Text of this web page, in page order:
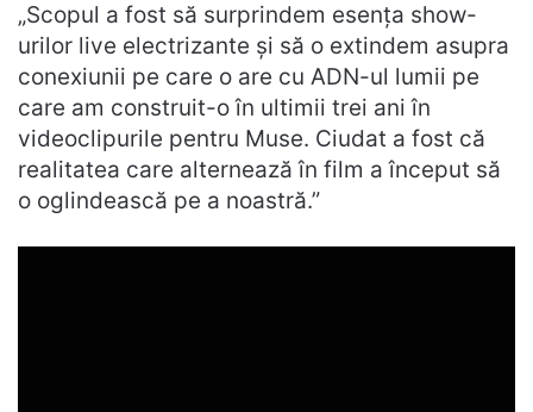
„Scopul a fost să surprindem esența show-
urilor live electrizante și să o extindem asupra
conexiunii pe care o are cu ADN-ul lumii pe
care am construit-o în ultimii trei ani în
videoclipurile pentru Muse. Ciudat a fost că
realitatea care alternează în film a început să
o oglindească pe a noastră.”